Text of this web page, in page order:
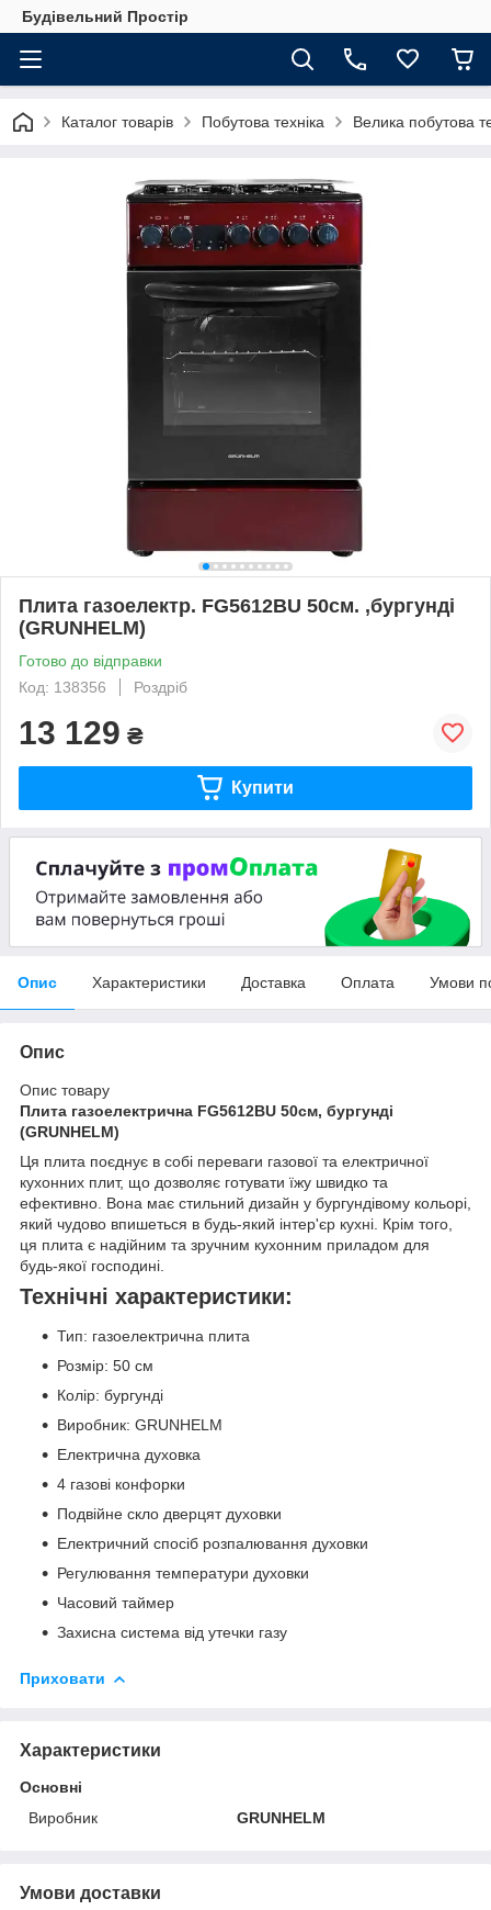
Будівельний Простір
Каталог товарів Побутова техніка Велика побутова
Плита газоелектр. FG5612BU 50см. ,бургунді
(GRUNHELM)
Готово до відправки
Код: 138356
Роздріб
13 129 ₴
Купити
Опис Характеристики Доставка Оплата Умови
Опис
Опис товару
Плита газоелектрична FG5612BU 50см, бургунді
(GRUNHELM)
Ця плита поєднує в собі переваги газової та електричної
кухонних плит, що дозволяє готувати їжу швидко та
ефективно. Вона має стильний дизайн у бургундівому кольорі,
який чудово впишеться в будь-який інтер'єр кухні. Крім того,
ця плита є надійним та зручним кухонним приладом для
будь-якої господині.
Технічні характеристики:
Тип: газоелектрична плита
Розмір: 50 см
Колір: бургунді
Виробник: GRUNHELM
Електрична духовка
4 газові конфорки
Подвійне скло дверцят духовки
Електричний спосіб розпалювання духовки
Регулювання температури духовки
Часовий таймер
Захисна система від утечки газу
Приховати
Характеристики
Основні
Виробник
GRUNHELM
Умови доставки